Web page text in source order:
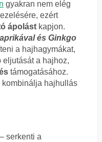
gyakran nem elég
ezért
ápolást kapjon.
és Ginkgo
a hajhagymákat,
eljutását a hajhoz,
támogatásához.
kombinálja hajhullás
– serkenti a